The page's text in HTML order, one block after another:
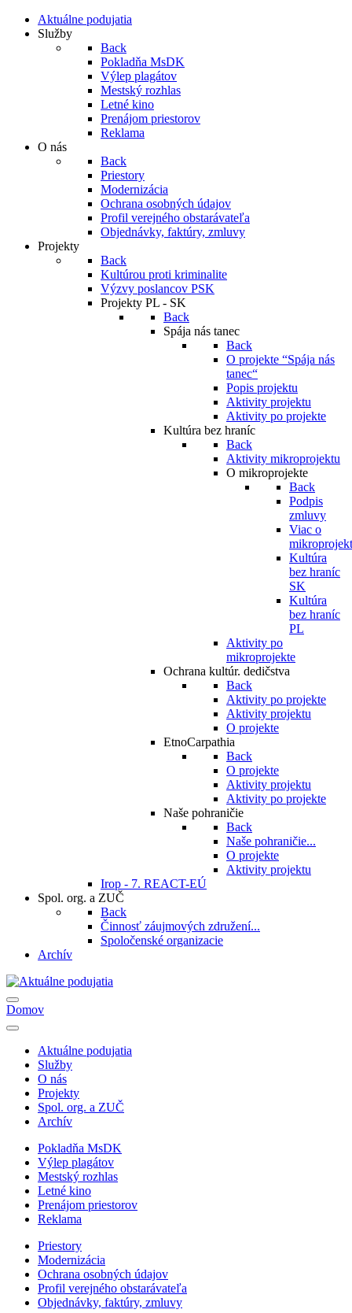
Aktuálne podujatia
Služby
Back
Pokladňa MsDK
Výlep plagátov
Mestský rozhlas
Letné kino
Prenájom priestorov
Reklama
O nás
Back
Priestory
Modernizácia
Ochrana osobných údajov
Profil verejného obstarávateľa
Objednávky, faktúry, zmluvy
Projekty
Back
Kultúrou proti kriminalite
Výzvy poslancov PSK
Projekty PL - SK
Back
Spája nás tanec
Back
O projekte “Spája nás
tanec“
Popis projektu
Aktivity projektu
Aktivity po projekte
Kultúra bez hraníc
Back
Aktivity mikroprojektu
O mikroprojekte
Back
Podpis
zmluvy
Viac o
Kultúra
bez hraníc
SK
Kultúra
bez hraníc
PL
Aktivity po
mikroprojekte
Ochrana kultúr. dedičstva
Back
Aktivity po projekte
Aktivity projektu
O projekte
EtnoCarpathia
Back
O projekte
Aktivity projektu
Aktivity po projekte
Naše pohraničie
Back
Naše pohraničie...
O projekte
Aktivity projektu
Irop - 7. REACT-EÚ
Spol. org. a ZUČ
Back
Činnosť záujmových združení...
Spoločenské organizacie
Archív
Domov
Aktuálne podujatia
Služby
O nás
Projekty
Spol. org. a ZUČ
Archív
Pokladňa MsDK
Výlep plagátov
Mestský rozhlas
Letné kino
Prenájom priestorov
Reklama
Priestory
Modernizácia
Ochrana osobných údajov
Profil verejného obstarávateľa
Objednávky, faktúry, zmluvy